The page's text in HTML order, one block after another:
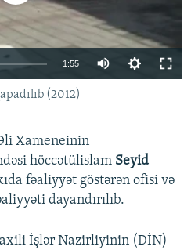
1:55
(2012)
Xameneinin
höccətülislam Seyid
fəaliyyət göstərən ofisi və
dayandırılıb.
İşlər Nazirliyinin (DİN)